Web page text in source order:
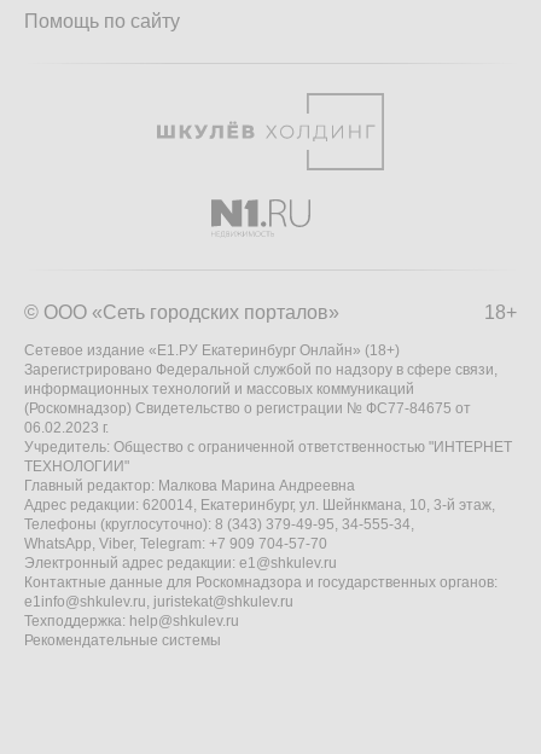
Помощь по сайту
18+
© ООО «Сеть городских порталов»
Сетевое издание «Е1.РУ Екатеринбург Онлайн» (18+)
Зарегистрировано Федеральной службой по надзору в сфере связи,
информационных технологий и массовых коммуникаций
(Роскомнадзор) Свидетельство о регистрации № ФС77-84675 от
06.02.2023 г.
Учредитель: Общество с ограниченной ответственностью "ИНТЕРНЕТ
ТЕХНОЛОГИИ"
Главный редактор: Малкова Марина Андреевна
Адрес редакции: 620014, Екатеринбург, ул. Шейнкмана, 10, 3-й этаж,
Телефоны (круглосуточно): 8 (343) 379-49-95, 34-555-34,
WhatsApp, Viber, Telegram: +7 909 704-57-70
Электронный адрес редакции: e1@shkulev.ru
Контактные данные для Роскомнадзора и государственных органов:
e1info@shkulev.ru, juristekat@shkulev.ru
Техподдержка: help@shkulev.ru
Рекомендательные системы